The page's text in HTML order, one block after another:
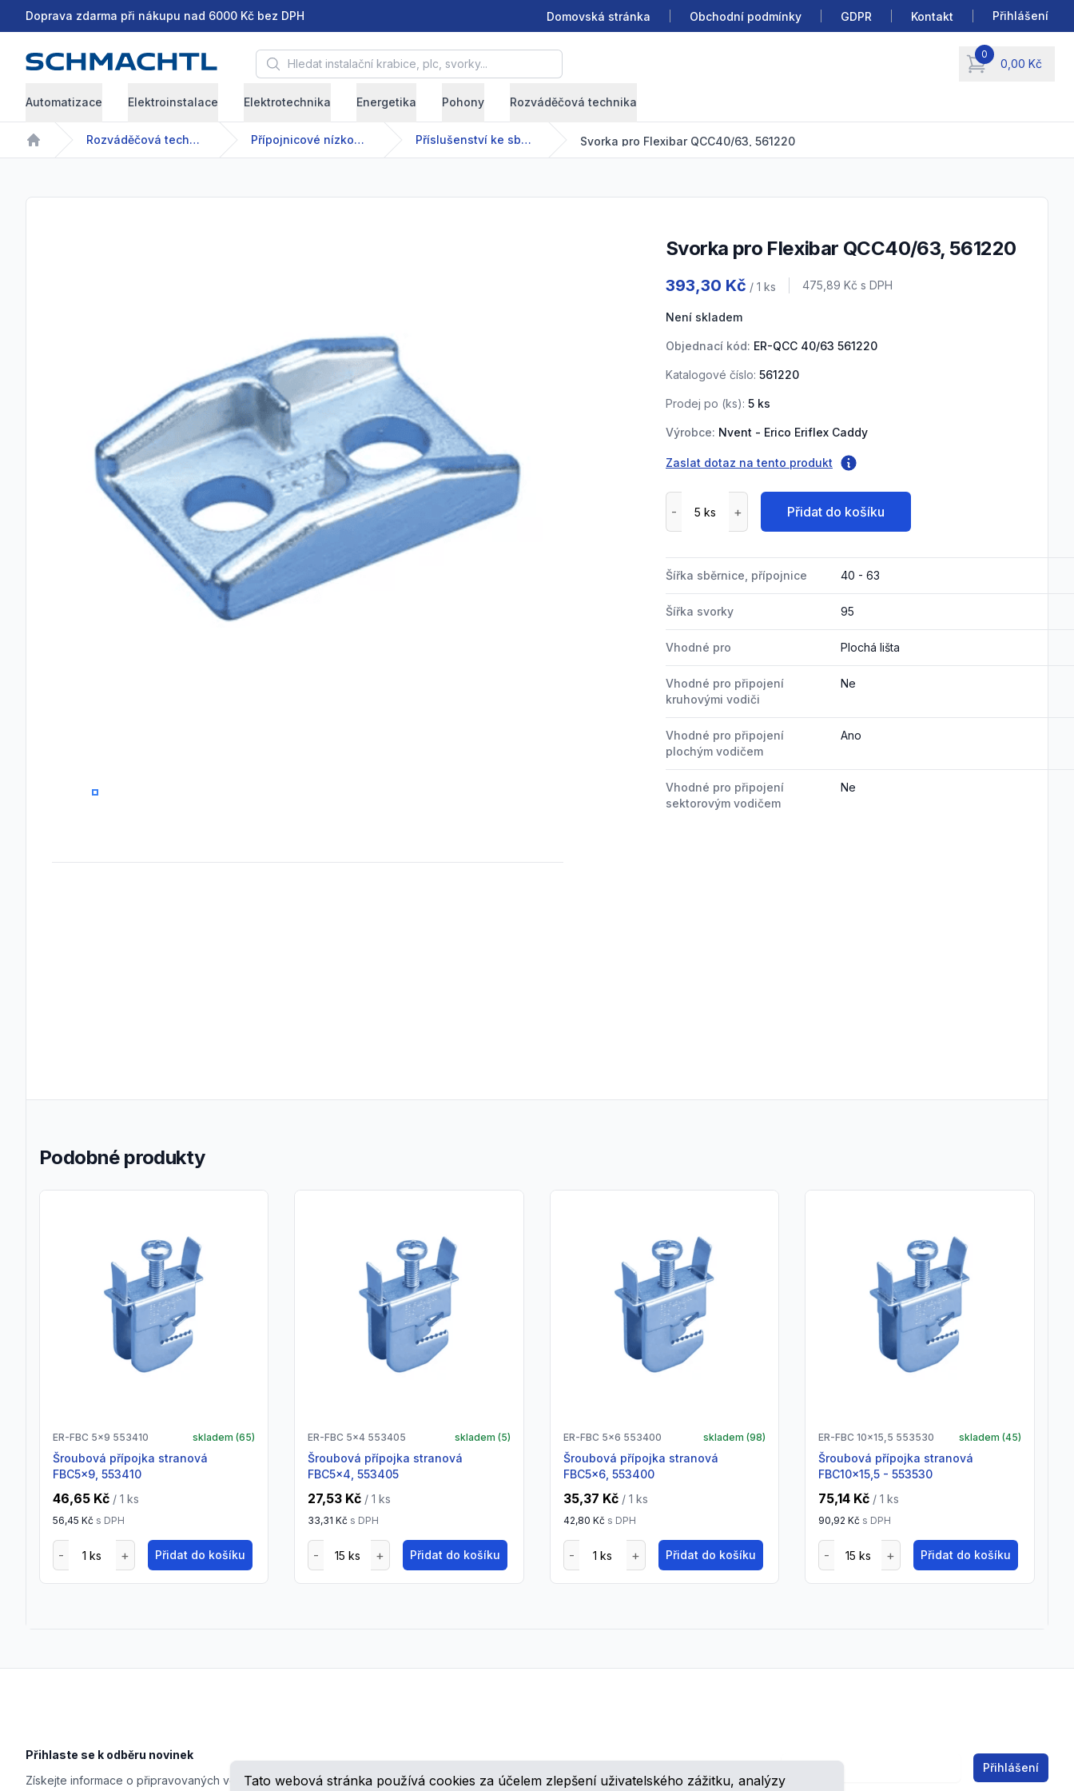
Tato webová stránka používá cookies za účelem zlepšení uživatelského zážitku, analýzy
Doprava zdarma při nákupu nad 6000 Kč bez DPH Domovská stránka Obchodní podmínky GDPR Kontakt Přihlášení
Hledat instalační krabice, plc, svorky... 0
0,00 Kč
items in cart, view
Automatizace Elektroinstalace Elektrotechnika Energetika Pohony Rozváděčová technika
Home
Rozváděčová technika Přípojnicové nízkonapětové systémy Příslušenství ke sběrnicím Svorka pro Flexibar QCC40/63, 561220
0
Svorka pro Flexibar QCC40/63, 561220
393,30 Kč / 1 ks Cena s DPH
475,89 Kč s DPH
Není skladem
Objednací kód: ER-QCC 40/63 561220
Katalogové číslo: 561220
Prodej po (ks): 5 ks
Výrobce: Nvent - Erico Eriflex Caddy
Zaslat dotaz na tento produkt
Přidat do košíku
Šířka sběrnice, přípojnice 40 - 63
Šířka svorky 95
Vhodné pro Plochá lišta
Vhodné pro připojení
kruhovými vodiči
Ne
Vhodné pro připojení
plochým vodičem
Ano
Vhodné pro připojení
sektorovým vodičem
Ne
Podobné produkty
ER-FBC 5x9 553410 skladem (65)
Šroubová přípojka stranová
FBC5x9, 553410
46,65 Kč / 1 ks
56,45 Kč s DPH
Přidat do košíku
ER-FBC 5x4 553405 skladem (5)
Šroubová přípojka stranová
FBC5x4, 553405
27,53 Kč / 1 ks
33,31 Kč s DPH
Přidat do košíku
ER-FBC 5x6 553400 skladem (98)
Šroubová přípojka stranová
FBC5x6, 553400
35,37 Kč / 1 ks
42,80 Kč s DPH
Přidat do košíku
ER-FBC 10x15,5 553530 skladem (45)
Šroubová přípojka stranová
FBC10x15,5 - 553530
75,14 Kč / 1 ks
90,92 Kč s DPH
Přidat do košíku
Přihlaste se k odběru novinek
Získejte informace o připravovaných veletrzích, školeních, novinkách, speciálních cenových nabídkách a různých zajímavých akcích.
Email address Přihlášení